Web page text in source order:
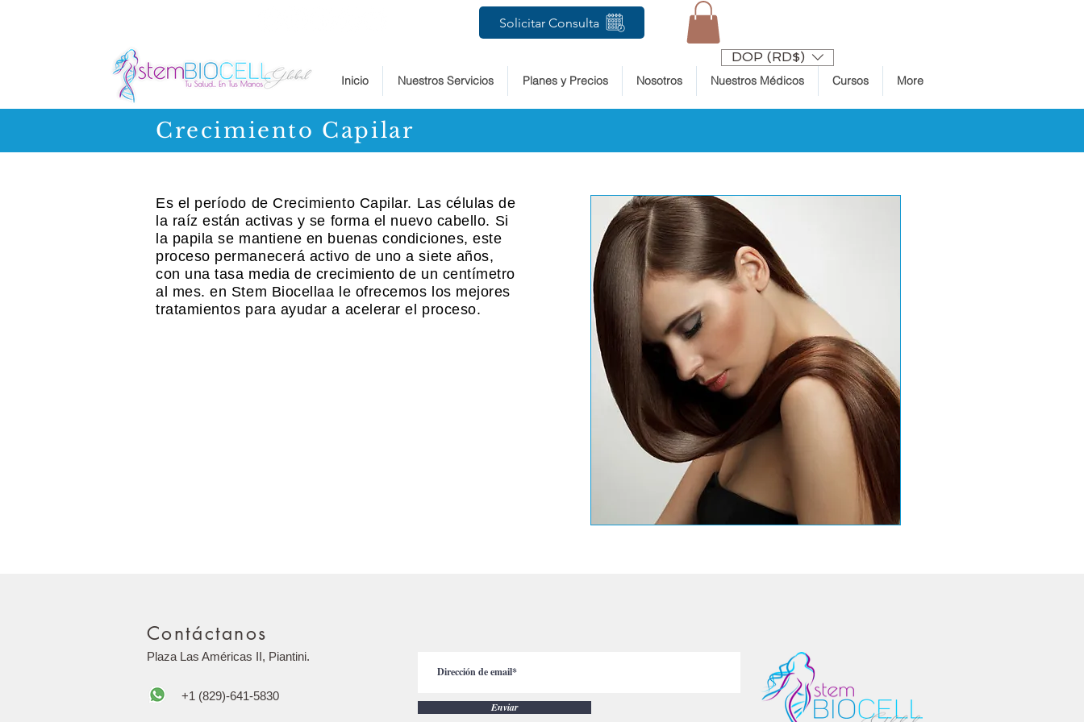
Solicitar Consulta
Inicio Nuestros Servicios Planes y Precios Nosotros Nuestros Médicos Cursos More
DOP (RD$)
Crecimiento Capilar
Es el período de Crecimiento Capilar. Las células de
la raíz están activas y se forma el nuevo cabello. Si
la papila se mantiene en buenas condiciones, este
proceso permanecerá activo de uno a siete años,
con una tasa media de crecimiento de un centímetro
al mes. en Stem Biocellaa le ofrecemos los mejores
tratamientos para ayudar a acelerar el proceso.
Contáctanos
Plaza Las Américas II, Piantini.
+1 (829)-641-5830
Enviar